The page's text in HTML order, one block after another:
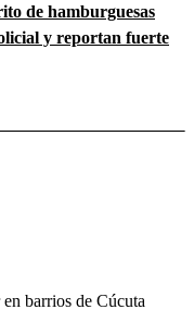
de hamburguesas
y reportan fuerte
barrios de Cúcuta